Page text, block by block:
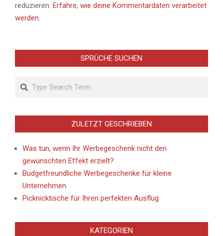
reduzieren. Erfahre, wie deine Kommentardaten verarbeitet
werden.
SPRÜCHE SUCHEN
Search
ZULETZT GESCHRIEBEN
Was tun, wenn Ihr Werbegeschenk nicht den
gewünschten Effekt erzielt?
Budgetfreundliche Werbegeschenke für kleine
Unternehmen
Picknicktische für Ihren perfekten Ausflug
KATEGORIEN